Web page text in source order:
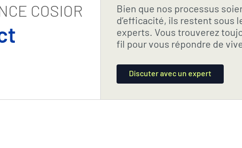
COSIOR
Bien que nos processus
d’efficacité, ils restent sous
experts. Vous trouverez
fil pour vous répondre de
Discuter avec un expert